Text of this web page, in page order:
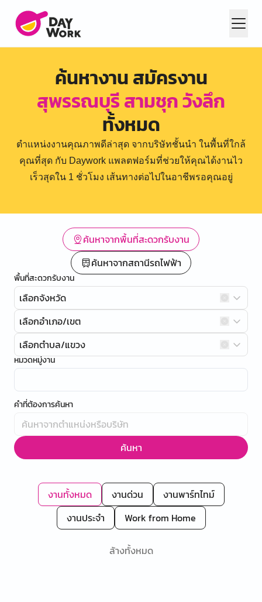
ค้นหางาน สมัครงาน
สุพรรณบุรี สามชุก วังลึก
ทั้งหมด
ตำแหน่งงานคุณภาพดีล่าสุด จากบริษัทชั้นนำ ในพื้นที่ใกล้
คุณที่สุด กับ Daywork แพลตฟอร์มที่ช่วยให้คุณได้งานไว
เร็วสุดใน 1 ชั่วโมง เส้นทางต่อไปในอาชีพรอคุณอยู่
ค้นหาจากพื้นที่สะดวกรับงาน
ค้นหาจากสถานีรถไฟฟ้า
พื้นที่สะดวกรับงาน
เลือกจังหวัด
เลือกอำเภอ/เขต
เลือกตำบล/แขวง
หมวดหมู่งาน
คำที่ต้องการค้นหา
ค้นหา
งานทั้งหมด งานด่วน
งานพาร์ทไทม์
งานประจำ
Work from Home
ล้างทั้งหมด